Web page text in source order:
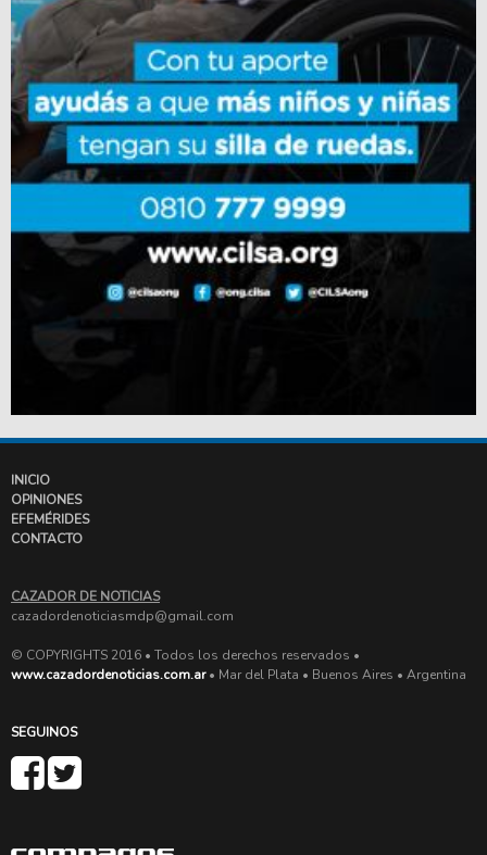
INICIO
OPINIONES
EFEMÉRIDES
CONTACTO
CAZADOR DE NOTICIAS
cazadordenoticiasmdp@gmail.com
© COPYRIGHTS 2016 • Todos los derechos reservados •
www.cazadordenoticias.com.ar• Mar del Plata • Buenos Aires • Argentina
SEGUINOS